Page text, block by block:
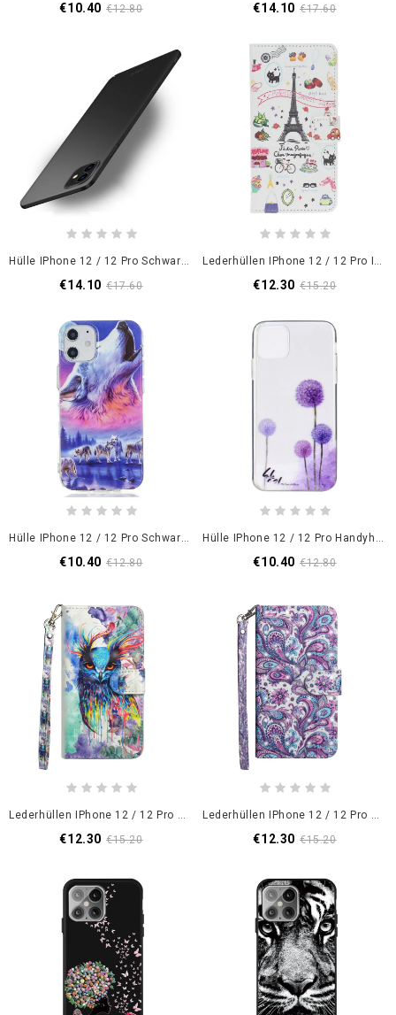
€10.40 €12.80 €14.10 €17.60
Hülle IPhone 12 / 12 Pro Schwarz Mofi
€14.10 €17.60
Lederhüllen IPhone 12 / 12 Pro Ich Liebe Paris
€12.30 €15.20
Hülle IPhone 12 / 12 Pro Schwarz Fluoreszierende Wolfsreihe
€10.40 €12.80
Hülle IPhone 12 / 12 Pro Handyhülle Transparenter Farbiger Löwenzahn
€10.40 €12.80
Lederhüllen IPhone 12 / 12 Pro Lichtfleck Aquarellvogel
€12.30 €15.20
Lederhüllen IPhone 12 / 12 Pro Lichtfleck Blumenmuster
€12.30 €15.20